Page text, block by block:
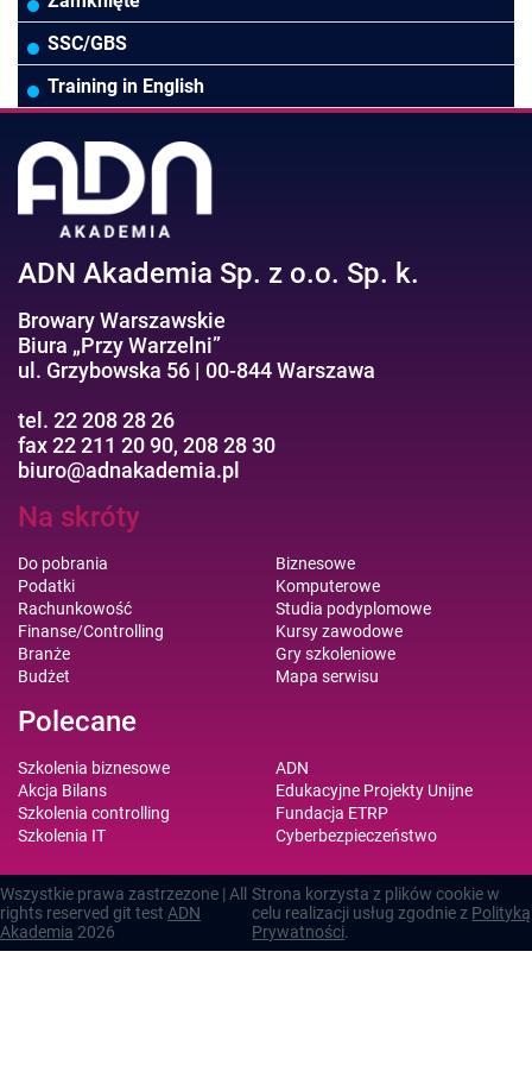
Wodociągi/Kanalizacja
Pozostałe branże
Pozostałe
Prawo pracy
Asystentka/Sekretarka
Efektywność osobista//Wellbeing
MS 365/SharePoint/Bazy danych
MS Project/Word/PowerPoint
SSC/GBS
Training in English
ADN Akademia Sp. z o.o. Sp. k.
Browary Warszawskie
Biura „Przy Warzelni”
ul. Grzybowska 56 | 00-844 Warszawa
tel. 22 208 28 26
fax 22 211 20 90, 208 28 30
biuro@adnakademia.pl
Na skróty
Do pobrania
Podatki
Rachunkowość
Finanse/Controlling
Branże
Budżet
Biznesowe
Komputerowe
Studia podyplomowe
Kursy zawodowe
Gry szkoleniowe
Mapa serwisu
Polecane
Szkolenia biznesowe
Akcja Bilans
Szkolenia controlling
Szkolenia IT
ADN
Edukacyjne Projekty Unijne
Fundacja ETRP
Cyberbezpieczeństwo
Wszystkie prawa zastrzezone | All
rights reserved git test ADN
Akademia 2026
Strona korzysta z plików cookie w
celu realizacji usług zgodnie z Polityką
Prywatności.